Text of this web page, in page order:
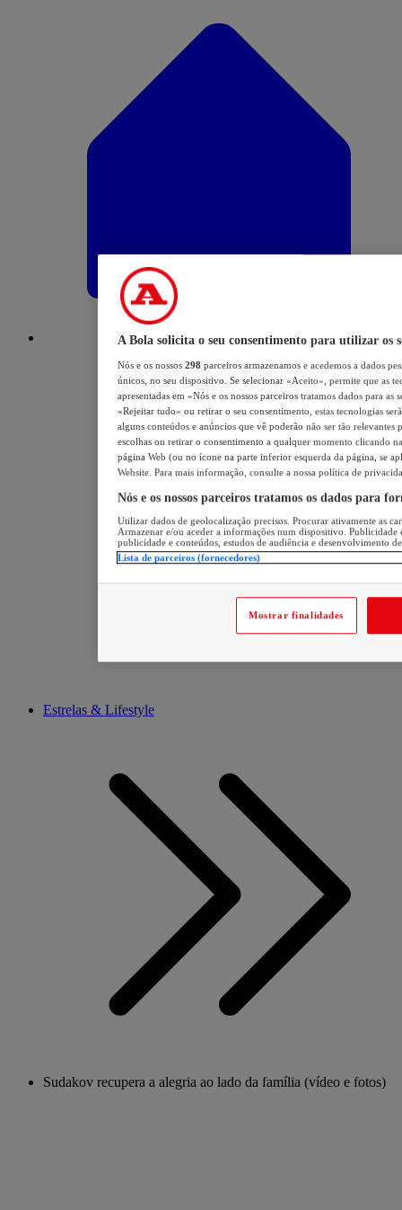
Estrelas & Lifestyle
Sudakov recupera a alegria ao lado da família (vídeo e fotos)
A Bola solicita o seu consentimento para utilizar os
Nós e os nossos 298 parceiros armazenamos e acedemos a dados
únicos, no seu dispositivo. Se selecionar «Aceito», permite que as
apresentadas em «Nós e os nossos parceiros tratamos dados para
«Rejeitar tudo» ou retirar o seu consentimento, estas tecnologias
alguns conteúdos e anúncios que vê poderão não ser tão relevantes
escolhas ou retirar o consentimento a qualquer momento clicando
página Web (ou no ícone na parte inferior esquerda da página, se
Website. Para mais informação, consulte a nossa política de
Nós e os nossos parceiros tratamos os dados para
Utilizar dados de geolocalização precisos. Procurar ativamente as
Armazenar e/ou aceder a informações num dispositivo. Publicidade
publicidade e conteúdos, estudos de audiência e desenvolvimento
Lista de parceiros (fornecedores)
Mostrar finalidades